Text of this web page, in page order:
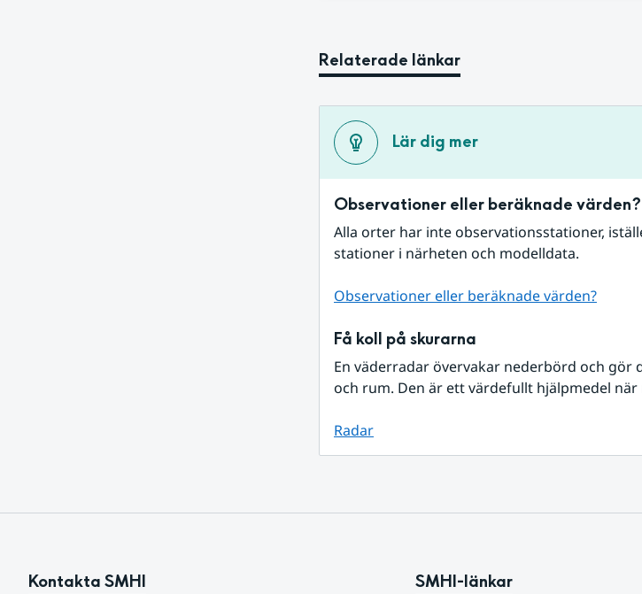
Relaterade länkar
Lär dig mer
Observationer eller beräknade värden?
Alla orter har inte observationsstationer,
stationer i närheten och modelldata.
Observationer eller beräknade värden?
Få koll på skurarna
En väderradar övervakar nederbörd och gör
och rum. Den är ett värdefullt hjälpmedel
Radar
Kontakta SMHI SMHI-länkar